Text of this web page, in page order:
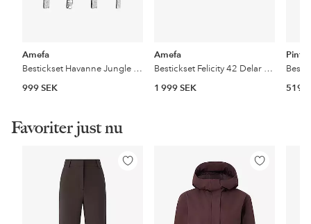
Amefa
Bestickset Havanne Jungle 24 Delar
999 SEK
Amefa
Bestickset Felicity 42 Delar Stainless Steel
1 999 SEK
519
Favoriter just nu
Lägg
Lägg